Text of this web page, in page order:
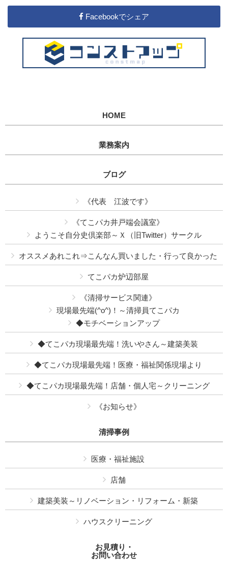
Facebookでシェア
HOME
業務案内
ブログ
《代表 江波です》
《てこパカ井戸端会議室》
ようこそ自分史倶楽部～Ｘ（旧Twitter）サークル
オススメあれこれ⇒こんなん買いました・行って良かった
てこパカ炉辺部屋
《清掃サービス関連》
現場最先端(^o^)！～清掃員てこパカ
◆モチベーションアップ
◆てこパカ現場最先端！洗いやさん～建築美装
◆てこパカ現場最先端！医療・福祉関係現場より
◆てこパカ現場最先端！店舗・個人宅～クリーニング
《お知らせ》
清掃事例
医療・福祉施設
店舗
建築美装～リノベーション・リフォーム・新築
ハウスクリーニング
お見積り・
お問い合わせ